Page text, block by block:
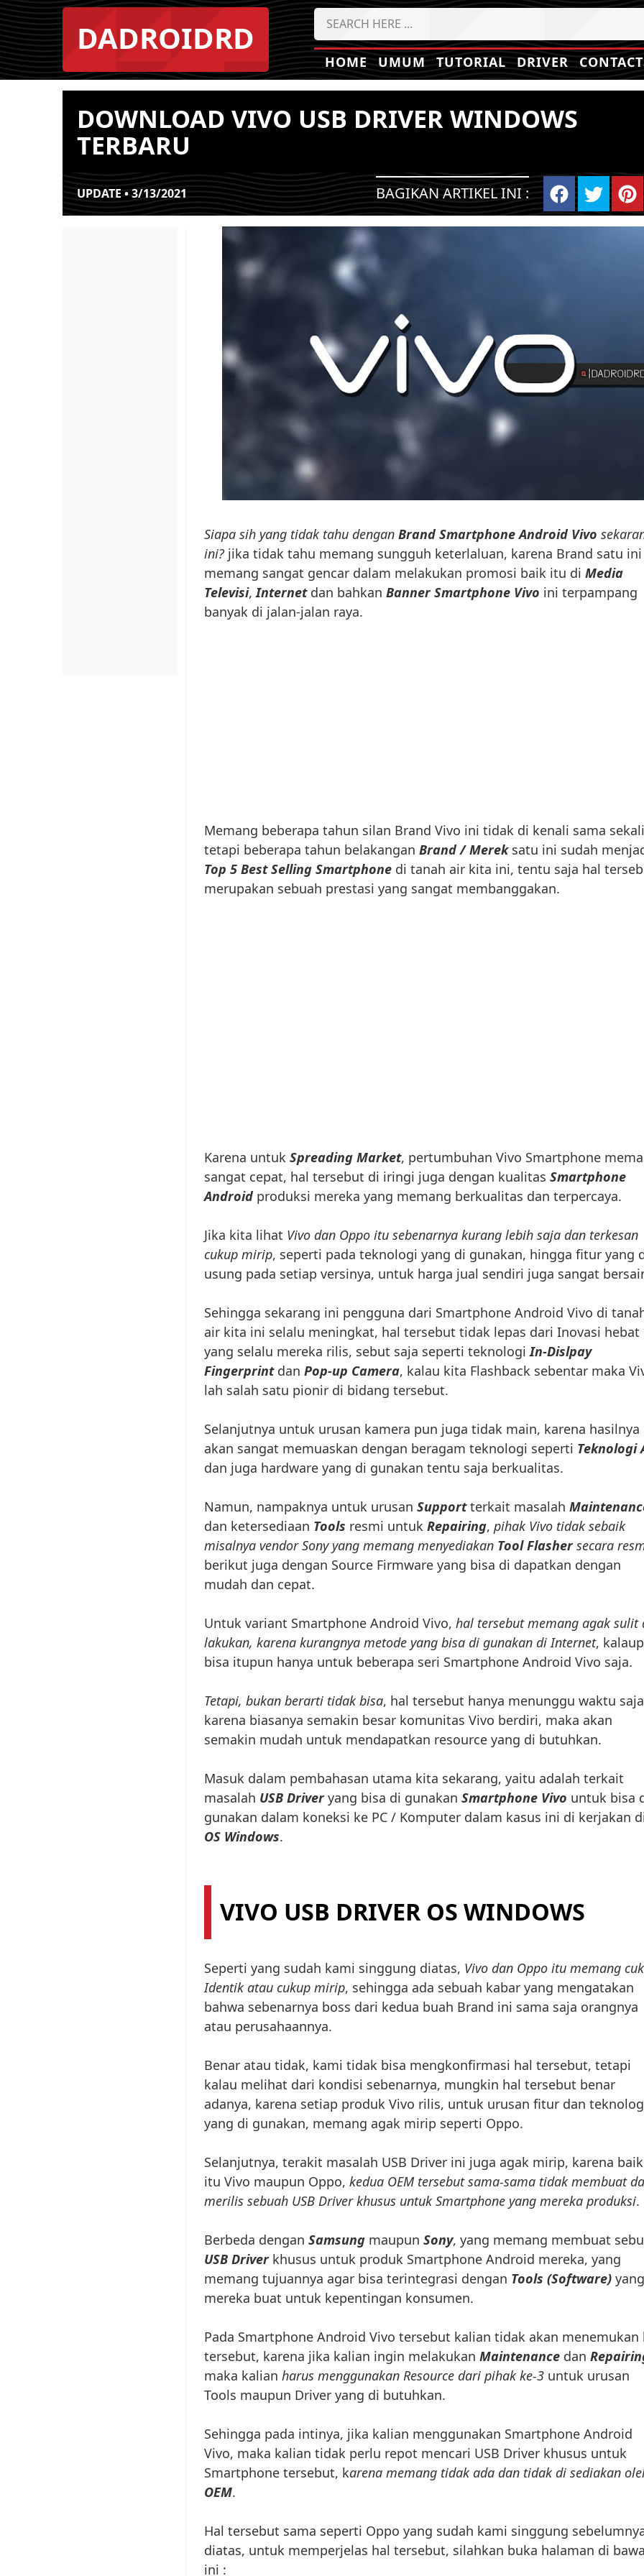
DADROIDRD
HOME UMUM TUTORIAL DRIVER
DOWNLOAD VIVO USB DRIVER WINDOWS
TERBARU
UPDATE • 3/13/2021 BAGIKAN ARTIKEL INI :
Siapa sih yang tidak tahu dengan Brand Smartphone Android Vivo
ini? jika tidak tahu memang sungguh keterlaluan, karena Brand satu ini
memang sangat gencar dalam melakukan promosi baik itu di Media
Televisi,Internetdan bahkan Banner Smartphone Vivo ini terpampang
banyak di jalan-jalan raya.
Memang beberapa tahun silan Brand Vivo ini tidak di kenali sama
tetapi beberapa tahun belakangan Brand / Mereksatu ini sudah
Top 5 Best Selling Smartphone di tanah air kita ini, tentu saja hal
merupakan sebuah prestasi yang sangat membanggakan.
Karena untuk Spreading Market, pertumbuhan Vivo Smartphone
sangat cepat, hal tersebut di iringi juga dengan kualitas Smartphone
Android produksi mereka yang memang berkualitas dan terpercaya.
Jika kita lihat Vivo dan Oppo itu sebenarnya kurang lebih saja dan terkesan
cukup mirip, seperti pada teknologi yang di gunakan, hingga fitur yang
usung pada setiap versinya, untuk harga jual sendiri juga sangat
Sehingga sekarang ini pengguna dari Smartphone Android Vivo di
air kita ini selalu meningkat, hal tersebut tidak lepas dari Inovasi hebat
yang selalu mereka rilis, sebut saja seperti teknologiIn-Dislpay
Fingerprintdan Pop-up Camera, kalau kita Flashback sebentar maka
lah salah satu pionir di bidang tersebut.
Selanjutnya untuk urusan kamera pun juga tidak main, karena hasilnya
akan sangat memuaskan dengan beragam teknologi seperti Teknologi
dan juga hardware yang di gunakan tentu saja berkualitas.
Namun, nampaknya untuk urusan Supportterkait masalah
dan ketersediaan Tools resmi untuk Repairing, pihak Vivo tidak sebaik
misalnya vendor Sony yang memang menyediakan Tool Flasher secara
berikut juga dengan Source Firmware yang bisa di dapatkan dengan
mudah dan cepat.
Untuk variant Smartphone Android Vivo, hal tersebut memang agak sulit
lakukan, karena kurangnya metode yang bisa di gunakan di Internet,
bisa itupun hanya untuk beberapa seri Smartphone Android Vivo saja.
Tetapi, bukan berarti tidak bisa, hal tersebut hanya menunggu waktu
karena biasanya semakin besar komunitas Vivo berdiri, maka akan
semakin mudah untuk mendapatkan resource yang di butuhkan.
Masuk dalam pembahasan utama kita sekarang, yaitu adalah terkait
masalah USB Driver yang bisa di gunakan Smartphone Vivo untuk bisa
gunakan dalam koneksi ke PC / Komputer dalam kasus ini di kerjakan
OS Windows.
VIVO USB DRIVER OS WINDOWS
Seperti yang sudah kami singgung diatas, Vivo dan Oppo itu memang
Identik atau cukup mirip, sehingga ada sebuah kabar yang mengatakan
bahwa sebenarnya boss dari kedua buah Brand ini sama saja orangnya
atau perusahaannya.
Benar atau tidak, kami tidak bisa mengkonfirmasi hal tersebut, tetapi
kalau melihat dari kondisi sebenarnya, mungkin hal tersebut benar
adanya, karena setiap produk Vivo rilis, untuk urusan fitur dan
yang di gunakan, memang agak mirip seperti Oppo.
Selanjutnya, terakit masalah USB Driver ini juga agak mirip, karena baik
itu Vivo maupun Oppo, kedua OEM tersebut sama-sama tidak membuat
merilis sebuah USB Driver khusus untuk Smartphone yang mereka produksi.
Berbeda dengan Samsung maupun Sony, yang memang membuat
USB Driver khusus untuk produk Smartphone Android mereka, yang
memang tujuannya agar bisa terintegrasi dengan Tools (Software) yang
mereka buat untuk kepentingan konsumen.
Pada Smartphone Android Vivo tersebut kalian tidak akan menemukan
tersebut, karena jika kalian ingin melakukan Maintenance dan
maka kalian harus menggunakan Resource dari pihak ke-3 untuk urusan
Tools maupun Driver yang di butuhkan.
Sehingga pada intinya, jika kalian menggunakan Smartphone Android
Vivo, maka kalian tidak perlu repot mencari USB Driver khusus untuk
Smartphone tersebut, karena memang tidak ada dan tidak di sediakan
OEM.
Hal tersebut sama seperti Oppo yang sudah kami singgung
diatas, untuk memperjelas hal tersebut, silahkan buka halaman di
ini :